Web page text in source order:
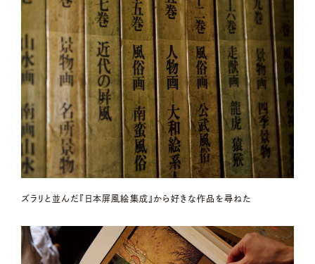
ズラリと並んだ『日本屏風絵集成』から好きな作品を尋ねた